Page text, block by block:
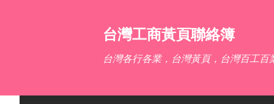
台灣工商黃頁聯絡簿
台灣各行各業，台灣黃頁，台灣百工百